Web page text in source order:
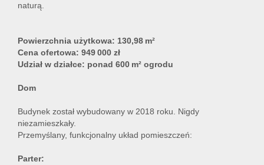
naturą.
Powierzchnia użytkowa: 130,98 m²
Cena ofertowa: 949 000 zł
Udział w działce: ponad 600 m² ogrodu
Dom
Budynek został wybudowany w 2018 roku. Nigdy
niezamieszkały.
Przemyślany, funkcjonalny układ pomieszczeń:
Parter: